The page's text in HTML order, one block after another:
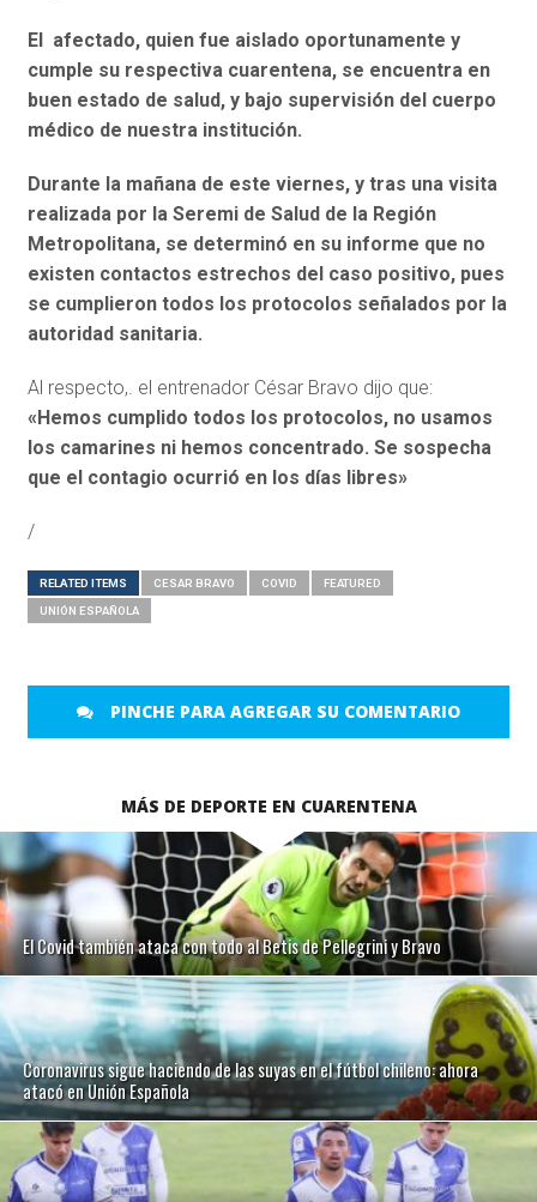
El afectado, quien fue aislado oportunamente y
cumple su respectiva cuarentena, se encuentra en
buen estado de salud, y bajo supervisión del cuerpo
médico de nuestra institución.
Durante la mañana de este viernes, y tras una visita
realizada por la Seremi de Salud de la Región
Metropolitana, se determinó en su informe que no
existen contactos estrechos del caso positivo, pues
se cumplieron todos los protocolos señalados por la
autoridad sanitaria.
Al respecto,. el entrenador César Bravo dijo que:
«Hemos cumplido todos los protocolos, no usamos
los camarines ni hemos concentrado. Se sospecha
que el contagio ocurrió en los días libres»
/
RELATED ITEMS CESAR BRAVO COVID FEATURED
UNIÓN ESPAÑOLA
PINCHE PARA AGREGAR SU COMENTARIO
MÁS DE DEPORTE EN CUARENTENA
El Covid también ataca con todo al Betis de Pellegrini y Bravo
Coronavirus sigue haciendo de las suyas en el fútbol chileno: ahora
atacó en Unión Española